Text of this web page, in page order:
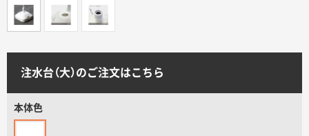
印刷色から探す
サイトメニュー
注水台（大）のご注文はこちら
本体色